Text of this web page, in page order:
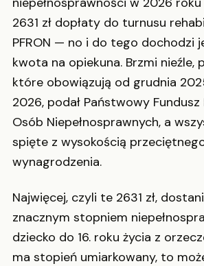
2631 zł dopłaty do turnusu
PFRON — no i do tego dochodzi
kwota na opiekuna. Brzmi nieźle,
które obowiązują od grudnia
2026, podał Państwowy
Osób Niepełnosprawnych, a
spięte z wysokością
wynagrodzenia.
Najwięcej, czyli te 2631 zł,
znacznym stopniem
dziecko do 16. roku życia z
ma stopień umiarkowany, to